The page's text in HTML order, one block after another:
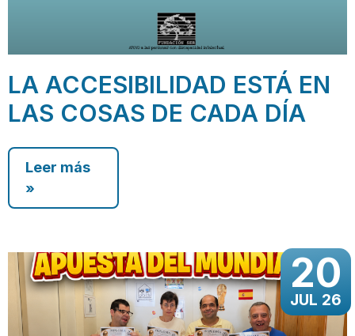
LA ACCESIBILIDAD ESTÁ EN
LAS COSAS DE CADA DÍA
Leer más
»
20
JUL 26